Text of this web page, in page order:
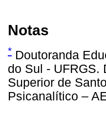
Notas
* Doutoranda
do Sul - UFRGS.
Superior de
Psicanalítico –